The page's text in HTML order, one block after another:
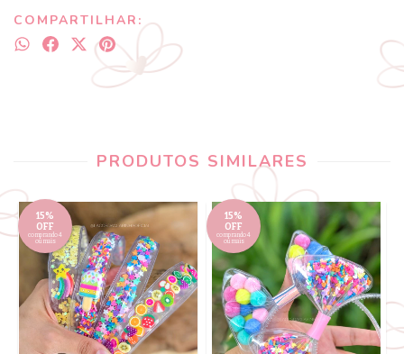
COMPARTILHAR:
PRODUTOS SIMILARES
15%
OFF
comprando 4
ou mais
15%
OFF
comprando 4
ou mais